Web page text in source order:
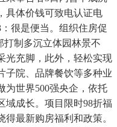
具体价钱可致电认证电
很是便当。组织住房促
打制多沉立体园林景不
光充脚，此外，轻松实现
子院、品牌餐饮等多种业
为世界500强央企，依托
域成长。项目限时98折福
最新购房福利和政策。